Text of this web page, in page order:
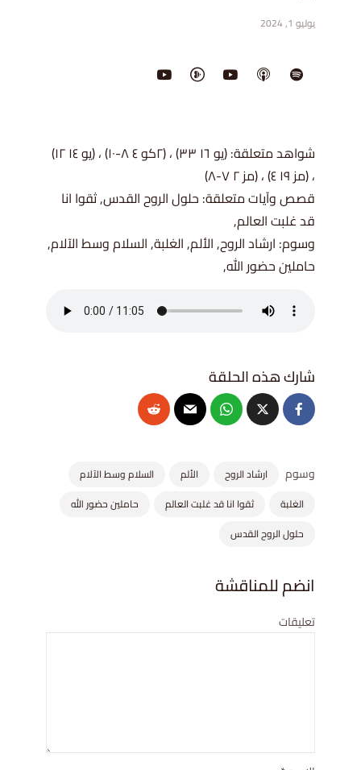
يوليو 1, 2024
شواهد متعلقة: (يو ١٦ ٣٣) ، (٢كو ٤ ٨-١٠) ، (يو ١٤ ١٢)
، (مز ١٩ ٤) ، (مز ٢ ٧-٨)
قصص وآيات متعلقة: حلول الروح القدس, ثقوا انا
قد غلبت العالم,
وسوم: ارشاد الروح, الألم, الغلبة, السلام وسط الآلام,
حاملين حضور الله,
وسوم ارشاد الروح الألم
السلام وسط الآلام
الغلبة
ثقوا انا قد غلبت العالم
حاملين حضور الله
حلول الروح القدس
انضم للمناقشة
تعليقات